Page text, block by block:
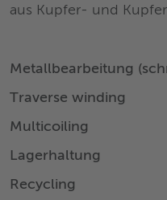
aus Kupfer- und
Metallbearbeitung
Traverse winding
Multicoiling
Lagerhaltung
Recycling